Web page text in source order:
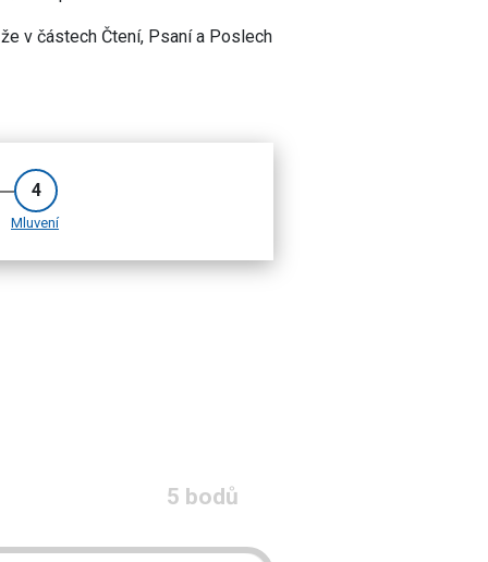
v částech Čtení, Psaní a Poslech
4
Mluvení
5 bodů